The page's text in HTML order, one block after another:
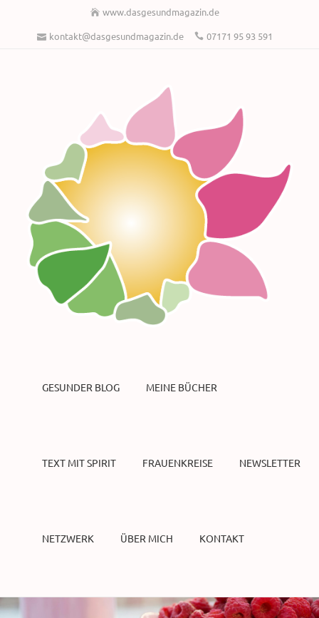
www.dasgesundmagazin.de
kontakt@dasgesundmagazin.de
07171 95 93 591
GESUNDER BLOG MEINE BÜCHER
TEXT MIT SPIRIT FRAUENKREISE NEWSLETTER
NETZWERK ÜBER MICH KONTAKT